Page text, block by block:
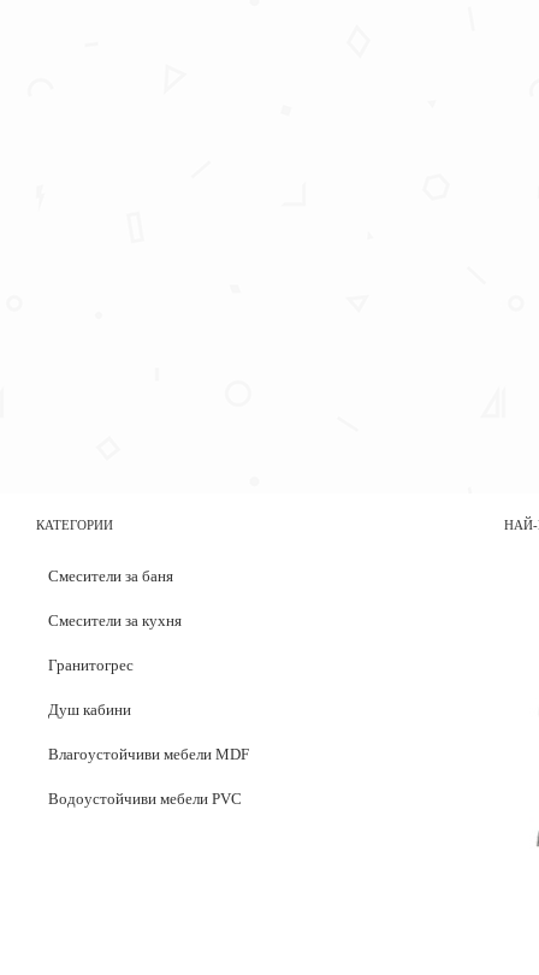
КАТЕГОРИИ
Смесители за баня
Смесители за кухня
Гранитогрес
Душ кабини
Влагоустойчиви мебели MDF
Водоустойчиви мебели PVC